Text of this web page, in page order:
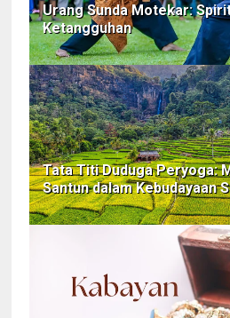
Urang Sunda Motekar:
Ketangguhan
Tata Titi Duduga Peryoga:
Santun dalam Kebudayaan